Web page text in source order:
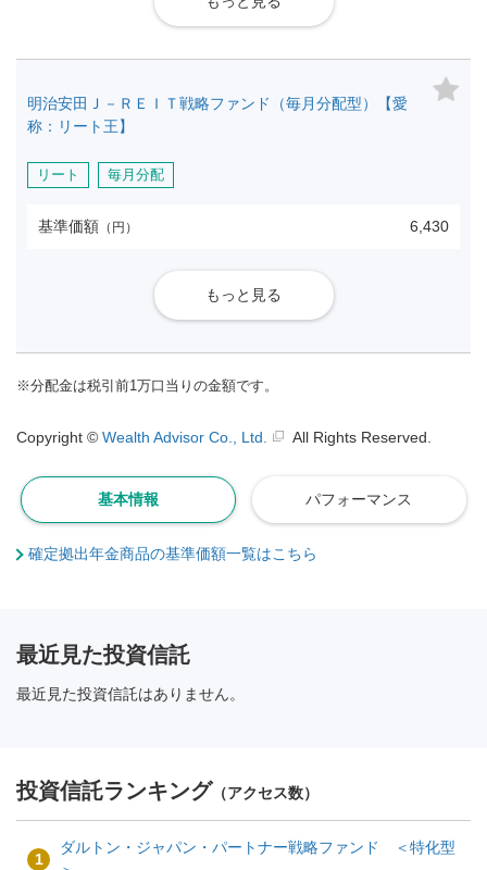
※分配金は税引前1万口当りの金額です。
Copyright © Wealth Advisor Co., Ltd. All Rights Reserved.
基本情報 パフォーマンス
確定拠出年金商品の基準価額一覧はこちら
最近見た投資信託
最近見た投資信託はありません。
投資信託ランキング （アクセス数）
1
ダルトン・ジャパン・パートナー戦略ファンド ＜特化型